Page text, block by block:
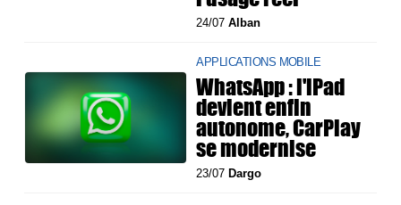
24/07Alban
APPLICATIONS MOBILE
WhatsApp : l'iPad
devient enfin
autonome, CarPlay
se modernise
23/07 Dargo